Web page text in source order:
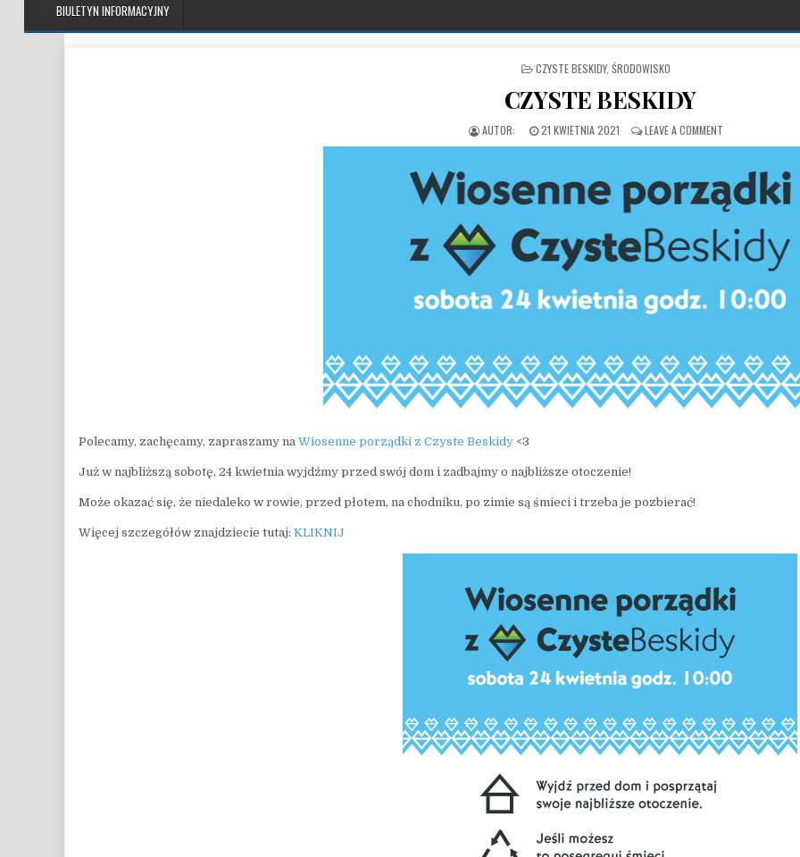
BIULETYN INFORMACYJNY
POSTED IN
CZYSTE BESKIDY, ŚRODOWISKO
CZYSTE BESKIDY
PUBLISHED DATE:
21 KWIETNIA 2021 LEAVE A COMMENTON CZYSTE
Polecamy, zachęcamy, zapraszamy na Wiosenne porządki z Czyste Beskidy <3
Już w najbliższą sobotę, 24 kwietnia wyjdźmy przed swój dom i zadbajmy o najbliższe otoczenie!
Może okazać się, że niedaleko w rowie, przed płotem, na chodniku, po zimie są śmieci i trzeba je pozbierać!
Więcej szczegółów znajdziecie tutaj: KLIKNIJ